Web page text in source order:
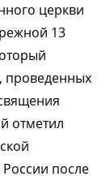
церкви
13
проведенных
отметил
после